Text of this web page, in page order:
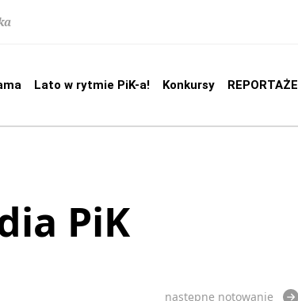
Lato w rytmie PiK-a! Konkursy REPORTAŻE
PiK
następne notowanie